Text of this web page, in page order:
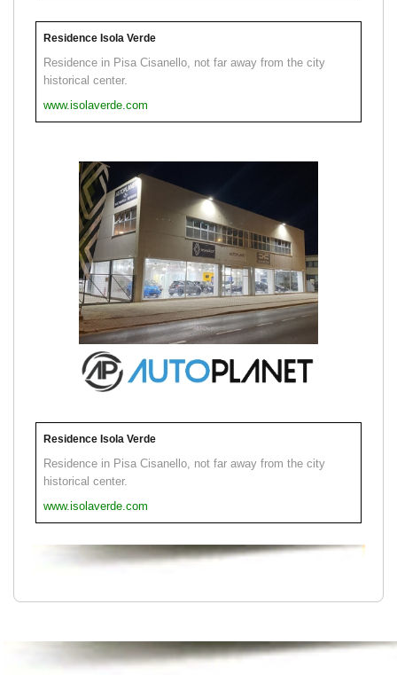
Residence Isola Verde
Residence in Pisa Cisanello, not far away from the city
historical center.
www.isolaverde.com
Residence Isola Verde
Residence in Pisa Cisanello, not far away from the city
historical center.
www.isolaverde.com